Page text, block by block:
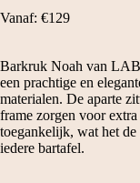
Vanaf: €129
Barkruk Noah van
een prachtige en
materialen. De aparte
frame zorgen voor
toegankelijk, wat het
iedere bartafel.